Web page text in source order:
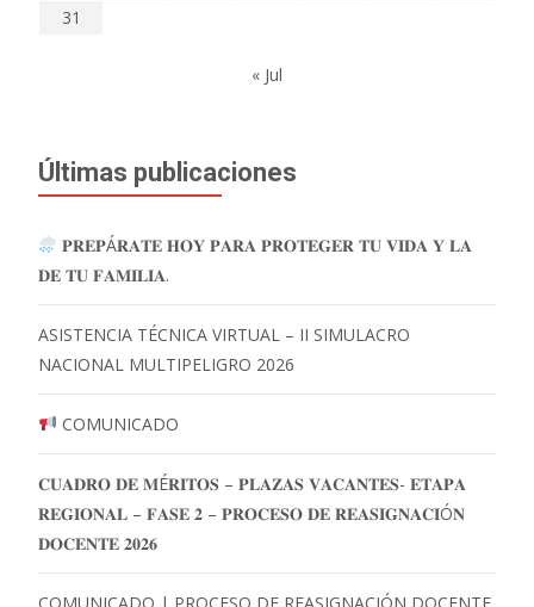
31
« Jul
Últimas publicaciones
𝐏𝐑𝐄𝐏Á𝐑𝐀𝐓𝐄 𝐇𝐎𝐘 𝐏𝐀𝐑𝐀 𝐏𝐑𝐎𝐓𝐄𝐆𝐄𝐑 𝐓𝐔 𝐕𝐈𝐃𝐀 𝐘 𝐋𝐀
𝐃𝐄 𝐓𝐔 𝐅𝐀𝐌𝐈𝐋𝐈𝐀.
ASISTENCIA TÉCNICA VIRTUAL – II SIMULACRO
NACIONAL MULTIPELIGRO 2026
COMUNICADO
𝐂𝐔𝐀𝐃𝐑𝐎 𝐃𝐄 𝐌É𝐑𝐈𝐓𝐎𝐒 – 𝐏𝐋𝐀𝐙𝐀𝐒 𝐕𝐀𝐂𝐀𝐍𝐓𝐄𝐒- 𝐄𝐓𝐀𝐏𝐀
𝐑𝐄𝐆𝐈𝐎𝐍𝐀𝐋 – 𝐅𝐀𝐒𝐄 𝟐 – 𝐏𝐑𝐎𝐂𝐄𝐒𝐎 𝐃𝐄 𝐑𝐄𝐀𝐒𝐈𝐆𝐍𝐀𝐂𝐈Ó𝐍
𝐃𝐎𝐂𝐄𝐍𝐓𝐄 𝟐𝟎𝟐𝟔